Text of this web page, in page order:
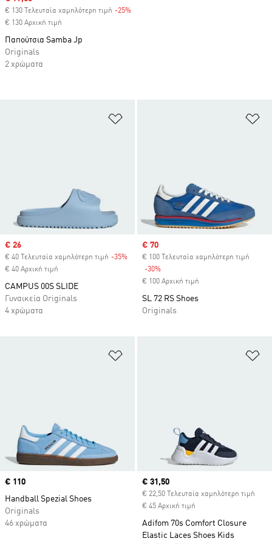
Προσθήκη στη Λίστα Επιθυμιών
Sale price
€ 26
€ 40 Τελευταία χαμηλότερη τιμή -35% Discount
€ 40 Αρχική τιμή
CAMPUS 00S SLIDE
Γυναικεία Originals
4 χρώματα
Sale price
€ 70
€ 100 Τελευταία χαμηλότερη τιμή
-30%
€ 100 Αρχική τιμή
SL 72 RS Shoes
Originals
Προσθήκη στη Λίστα Επιθυμιών
Price
€ 110
Handball Spezial Shoes
Originals
46 χρώματα
Current price
€ 31,50
€ 22,50 Τελευταία χαμηλότερη τιμή
€ 45 Αρχική τιμή
Adifom 70s Comfort Closure
Elastic Laces Shoes Kids
€ 130 Τελευταία χαμηλότερη τιμή -25%
€ 130 Αρχική τιμή
Παπούτσια Samba Jp
Originals
2 χρώματα